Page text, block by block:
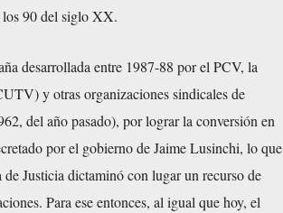
los 90 del siglo XX.
desarrollada entre 1987-88 por el PCV, la
y otras organizaciones sindicales de
del año pasado), por lograr la conversión en
por el gobierno de Jaime Lusinchi, lo que
Justicia dictaminó con lugar un recurso de
Para ese entonces, al igual que hoy, el